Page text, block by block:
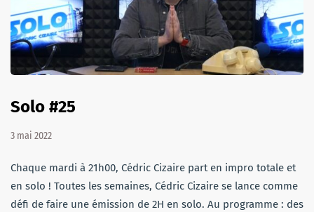
Solo #25
3 mai 2022
Chaque mardi à 21h00, Cédric Cizaire part en impro totale et
en solo ! Toutes les semaines, Cédric Cizaire se lance comme
défi de faire une émission de 2H en solo. Au programme : des